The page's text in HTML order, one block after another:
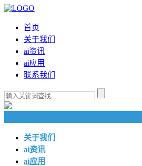
首页
关于我们
ai资讯
ai应用
联系我们
关于我们
ai资讯
ai应用